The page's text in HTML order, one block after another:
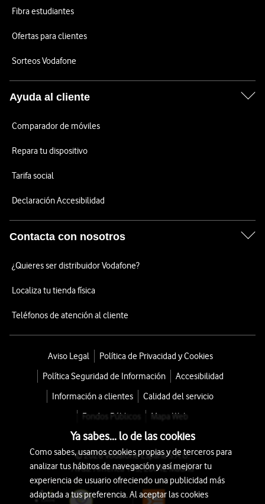
Fibra estudiantes
Ofertas para clientes
Sorteos Vodafone
Ayuda al cliente
Comparador de móviles
Repara tu dispositivo
Tarifa social
Declaración Accesibilidad
Contacta con nosotros
¿Quieres ser distribuidor Vodafone?
Localiza tu tienda física
Teléfonos de atención al cliente
Aviso Legal
Política de Privacidad y Cookies
Política Seguridad de Información
Accesibilidad
Información a clientes
Calidad del servicio
Fondos Públicos
Mapa Web
© 2026 Vodafone España S.A.U.
Avda. América 115, 28042 Madrid
Ya sabes... lo de las cookies
Como sabes, usamos cookies propias y de terceros para
analizar tus hábitos de navegación y así mejorar tu
experiencia de usuario ofreciendo una publicidad más
adaptada a tus preferencia. Al aceptar las cookies